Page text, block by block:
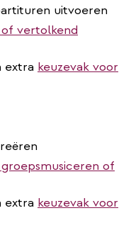
uitvoeren
vertolkend
extra keuzevak voor
of
extra keuzevak voor